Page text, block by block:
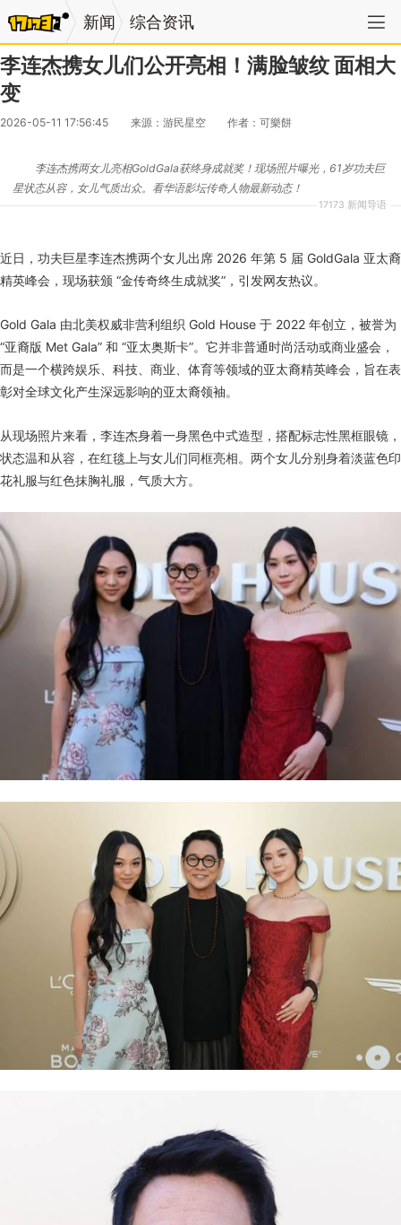
新闻 综合资讯
李连杰携女儿们公开亮相！满脸皱纹 面相大
变
2026-05-11 17:56:45 来源：游民星空 作者：可樂餅
17173 新闻导语
李连杰携两女儿亮相GoldGala获终身成就奖！现场照片曝光，61岁功夫巨
星状态从容，女儿气质出众。看华语影坛传奇人物最新动态！
近日，功夫巨星李连杰携两个女儿出席 2026 年第 5 届 GoldGala 亚太裔
精英峰会，现场获颁 “金传奇终生成就奖”，引发网友热议。
Gold Gala 由北美权威非营利组织 Gold House 于 2022 年创立，被誉为
“亚裔版 Met Gala” 和 “亚太奥斯卡”。它并非普通时尚活动或商业盛会，
而是一个横跨娱乐、科技、商业、体育等领域的亚太裔精英峰会，旨在表
彰对全球文化产生深远影响的亚太裔领袖。
从现场照片来看，李连杰身着一身黑色中式造型，搭配标志性黑框眼镜，
状态温和从容，在红毯上与女儿们同框亮相。两个女儿分别身着淡蓝色印
花礼服与红色抹胸礼服，气质大方。